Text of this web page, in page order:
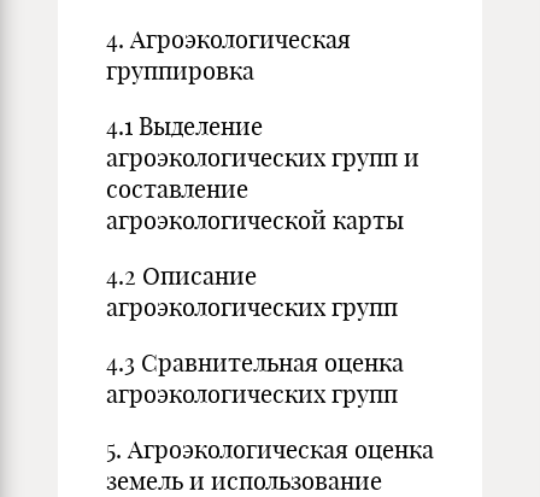
4. Агроэкологическая
группировка
4.1 Выделение
агроэкологических групп и
составление
агроэкологической карты
4.2 Описание
агроэкологических групп
4.3 Сравнительная оценка
агроэкологических групп
5. Агроэкологическая оценка
земель и использование